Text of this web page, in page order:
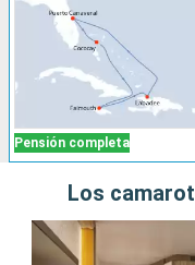
Pensión completa
Los